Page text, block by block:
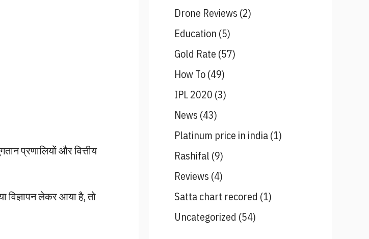
प्रणालियों और वित्तीय
लेकर आया है, तो
Drone Reviews (2)
Education (5)
Gold Rate (57)
How To(49)
IPL 2020 (3)
News (43)
Platinum price in india(1)
Rashifal (9)
Reviews (4)
Satta chart recored (1)
Uncategorized (54)